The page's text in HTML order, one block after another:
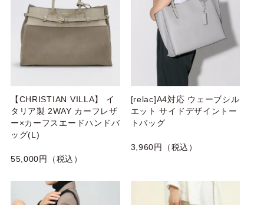
【CHRISTIAN VILLA】 イ
タリア製 2WAY カーフレザ
ー×カーフスエードハンドバ
ッグ(L)
55,000円（税込）
[relac]A4対応 ウェーブシル
エット サイドデザイントー
トバッグ
3,960円（税込）